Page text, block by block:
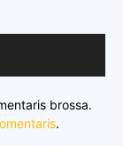
brossa.
.